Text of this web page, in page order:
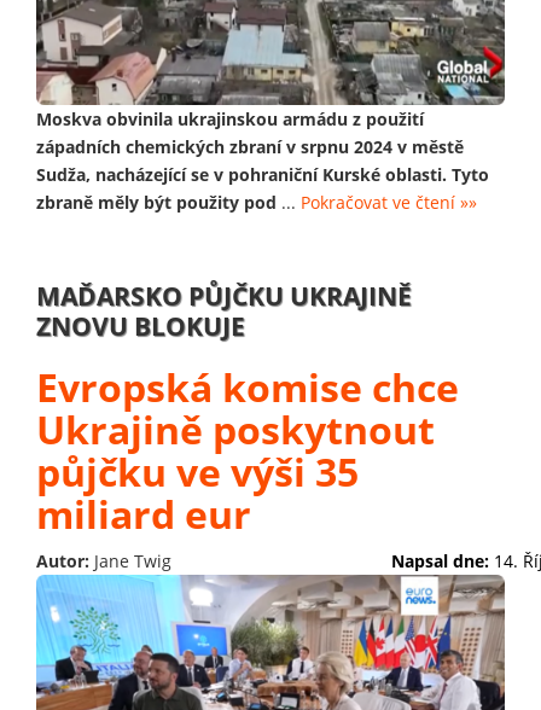
Moskva obvinila ukrajinskou armádu z použití
západních chemických zbraní v srpnu 2024 v městě
Sudža, nacházející se v pohraniční Kurské oblasti. Tyto
zbraně měly být použity pod ... Pokračovat ve čtení »»
MAĎARSKO PŮJČKU UKRAJINĚ
ZNOVU BLOKUJE
Evropská komise chce
Ukrajině poskytnout
půjčku ve výši 35
miliard eur
Autor: Jane Twig Napsal dne: 14.